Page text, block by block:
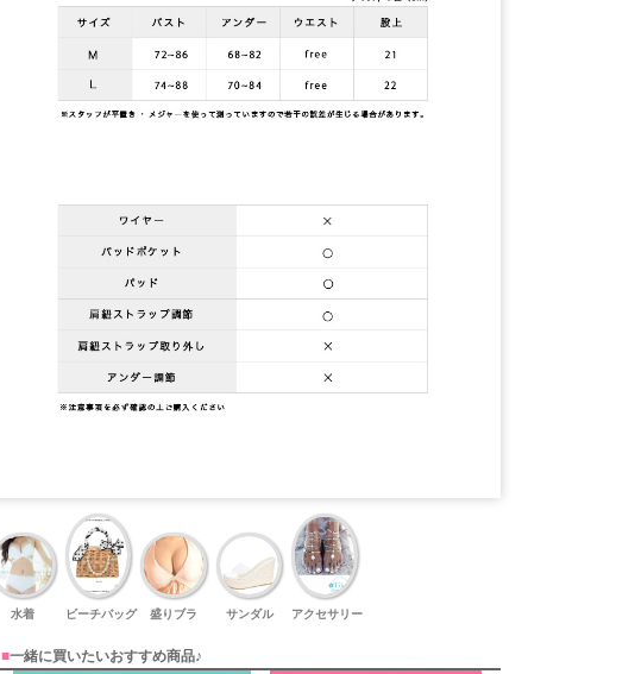
水着 ビーチバッグ 盛りブラ サンダル アクセサリー
■一緒に買いたいおすすめ商品♪